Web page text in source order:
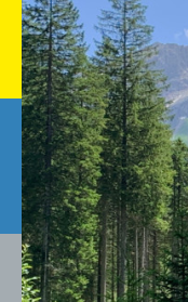
KONTAKT